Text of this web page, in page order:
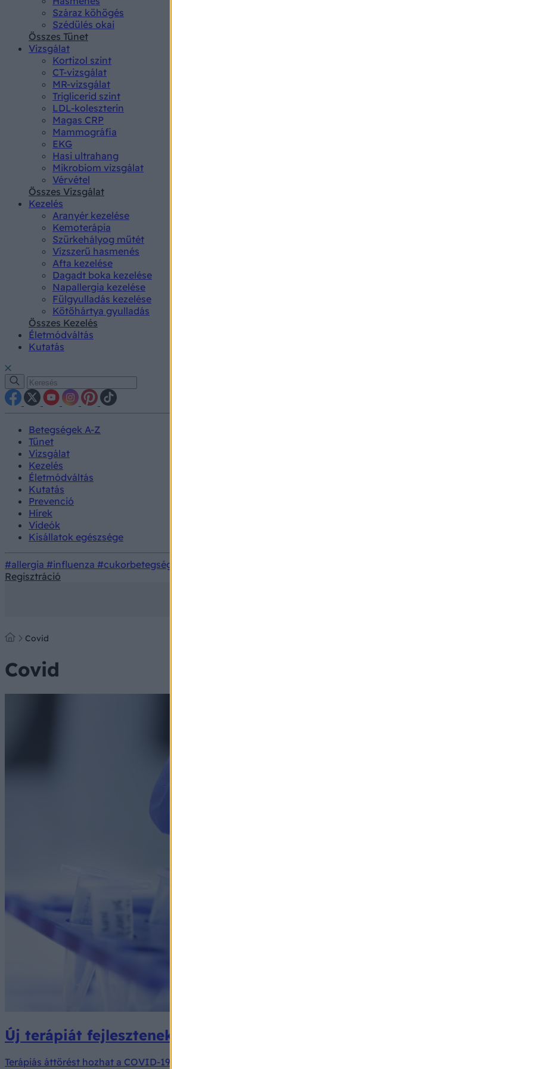
Száraz köhögés
Szédülés okai
Összes Tünet
Vizsgálat
Kortizol szint
CT-vizsgálat
MR-vizsgálat
Triglicerid szint
LDL-koleszterin
Magas CRP
Mammográfia
EKG
Hasi ultrahang
Mikrobiom vizsgálat
Vérvétel
Összes Vizsgálat
Kezelés
Aranyér kezelése
Kemoterápia
Szürkehályog műtét
Vízszerű hasmenés
Afta kezelése
Dagadt boka kezelése
Napallergia kezelése
Fülgyulladás kezelése
Kötőhártya gyulladás
Összes Kezelés
Életmódváltás
Kutatás
Betegségek A-Z
Tünet
Vizsgálat
Kezelés
Életmódváltás
Kutatás
Prevenció
Hírek
Videók
Kisállatok egészsége
#allergia #influenza #cukorbetegség
Regisztráció
Covid
Covid
Új terápiát fejlesztenek magyar kutatók a COVID és az influenza ellen
Terápiás áttörést hozhat a COVID-19 és az influenza kezelésében a Debreceni Egyetem szakembereinek kutatása.